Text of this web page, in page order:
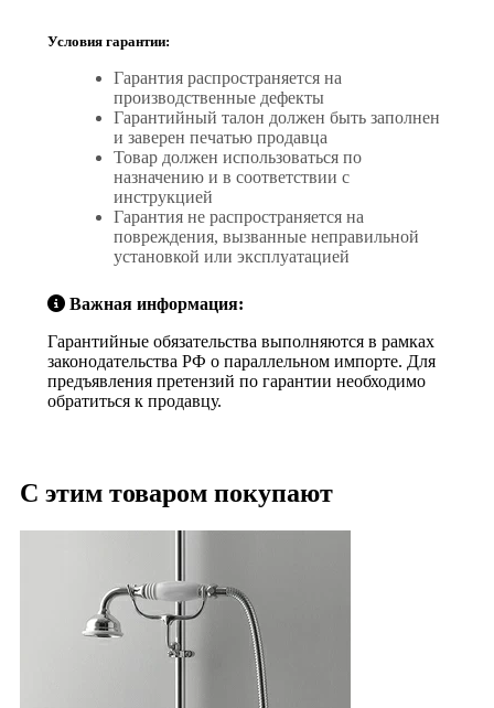
Условия гарантии:
Гарантия распространяется на
производственные дефекты
Гарантийный талон должен быть заполнен
и заверен печатью продавца
Товар должен использоваться по
назначению и в соответствии с
инструкцией
Гарантия не распространяется на
повреждения, вызванные неправильной
установкой или эксплуатацией
Важная информация:
Гарантийные обязательства выполняются в рамках
законодательства РФ о параллельном импорте. Для
предъявления претензий по гарантии необходимо
обратиться к продавцу.
С этим товаром покупают